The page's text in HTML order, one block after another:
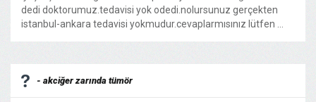
dedi doktorumuz.tedavisi yok odedi.nolursunuz gerçekten
istanbul-ankara tedavisi yokmudur.cevaplarmısınız lütfen ...
- akciğer zarında tümör